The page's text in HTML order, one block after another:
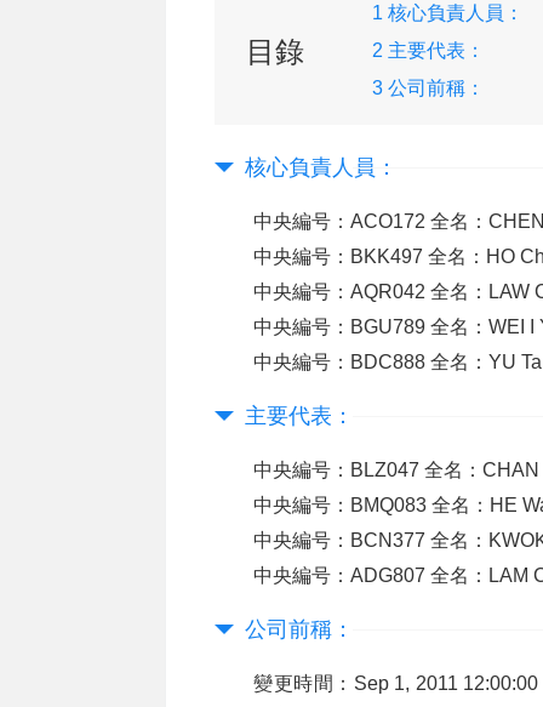
目錄
1 核心負責人員：
2 主要代表：
3 公司前稱：
核心負責人員：
中央編号：ACO172 全名：
中央編号：BKK497 全名：HO
中央編号：AQR042 全名：LAW
中央編号：BGU789 全名：WEI I
中央編号：BDC888 全名：YU
主要代表：
中央編号：BLZ047 全名：
中央編号：BMQ083 全名：HE
中央編号：BCN377 全名：
中央編号：ADG807 全名：LAM
公司前稱：
變更時間：Sep 1, 2011